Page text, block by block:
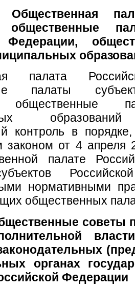
общественные
Федерации,
палата
палаты
общественные
контроль в
законом от 4 апреля
палате
нормативными
общественных
советы
органах
Федерации